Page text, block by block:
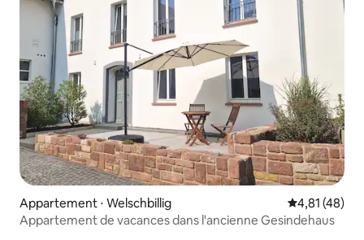
Appartement ⋅ Welschbillig Évaluation
4,81 (48)
Appartement de vacances dans l'ancienne Gesindehaus